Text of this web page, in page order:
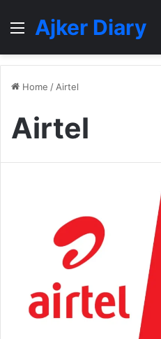
Menu
Ajker Diary
Home / Airtel
Airtel